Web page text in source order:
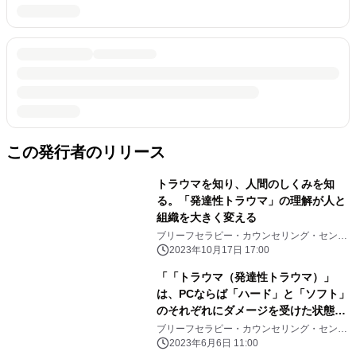
この発行者のリリース
トラウマを知り、人間のしくみを知
る。「発達性トラウマ」の理解が人と
組織を大きく変える
ブリーフセラピー・カウンセリング・センタ
ー 2023年10月17日 17:00
「「トラウマ（発達性トラウマ）」
は、PCならば「ハード」と「ソフト」
のそれぞれにダメージを受けた状態が
人間に起こっているという驚き」
ブリーフセラピー・カウンセリング・センタ
ー 2023年6月6日 11:00